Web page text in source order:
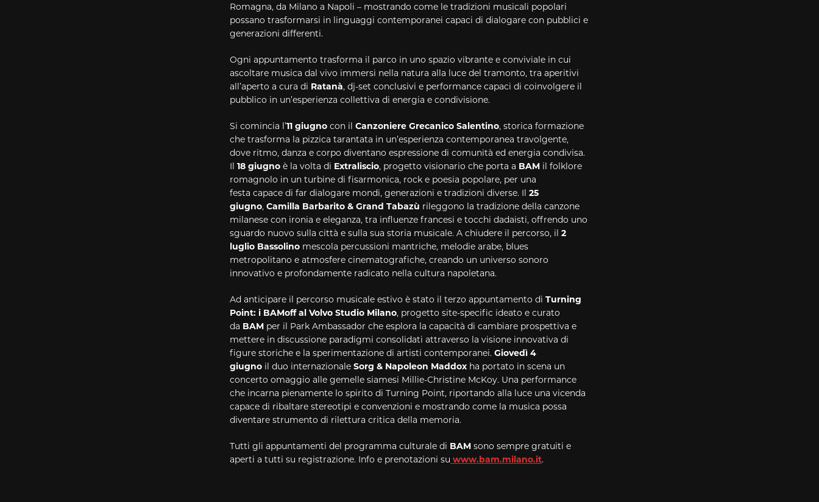
Romagna, da Milano a Napoli – mostrando come le tradizioni musicali popolari
possano trasformarsi in linguaggi contemporanei capaci di dialogare con pubblici e
generazioni differenti.
Ogni appuntamento trasforma il parco in uno spazio vibrante e conviviale in cui
ascoltare musica dal vivo immersi nella natura alla luce del tramonto, tra aperitivi
all’aperto a cura di Ratanà, dj-set conclusivi e performance capaci di coinvolgere il
pubblico in un’esperienza collettiva di energia e condivisione.
Si comincia l’11 giugno con il Canzoniere Grecanico Salentino, storica formazione
che trasforma la pizzica tarantata in un’esperienza contemporanea travolgente,
dove ritmo, danza e corpo diventano espressione di comunità ed energia condivisa.
Il 18 giugno è la volta di Extraliscio, progetto visionario che porta a BAM il folklore
romagnolo in un turbine di fisarmonica, rock e poesia popolare, per una
festa capace di far dialogare mondi, generazioni e tradizioni diverse. Il 25
giugno, Camilla Barbarito & Grand Tabazù rileggono la tradizione della canzone
milanese con ironia e eleganza, tra influenze francesi e tocchi dadaisti, offrendo uno
sguardo nuovo sulla città e sulla sua storia musicale. A chiudere il percorso, il 2
luglio Bassolino mescola percussioni mantriche, melodie arabe, blues
metropolitano e atmosfere cinematografiche, creando un universo sonoro
innovativo e profondamente radicato nella cultura napoletana.
Ad anticipare il percorso musicale estivo è stato il terzo appuntamento di Turning
Point: i BAMoff al Volvo Studio Milano, progetto site-specific ideato e curato
da BAM per il Park Ambassador che esplora la capacità di cambiare prospettiva e
mettere in discussione paradigmi consolidati attraverso la visione innovativa di
figure storiche e la sperimentazione di artisti contemporanei. Giovedì 4
giugno il duo internazionale Sorg & Napoleon Maddox ha portato in scena un
concerto omaggio alle gemelle siamesi Millie-Christine McKoy. Una performance
che incarna pienamente lo spirito di Turning Point, riportando alla luce una vicenda
capace di ribaltare stereotipi e convenzioni e mostrando come la musica possa
diventare strumento di rilettura critica della memoria.
Tutti gli appuntamenti del programma culturale di BAM sono sempre gratuiti e
aperti a tutti su registrazione. Info e prenotazioni su www.bam.milano.it.